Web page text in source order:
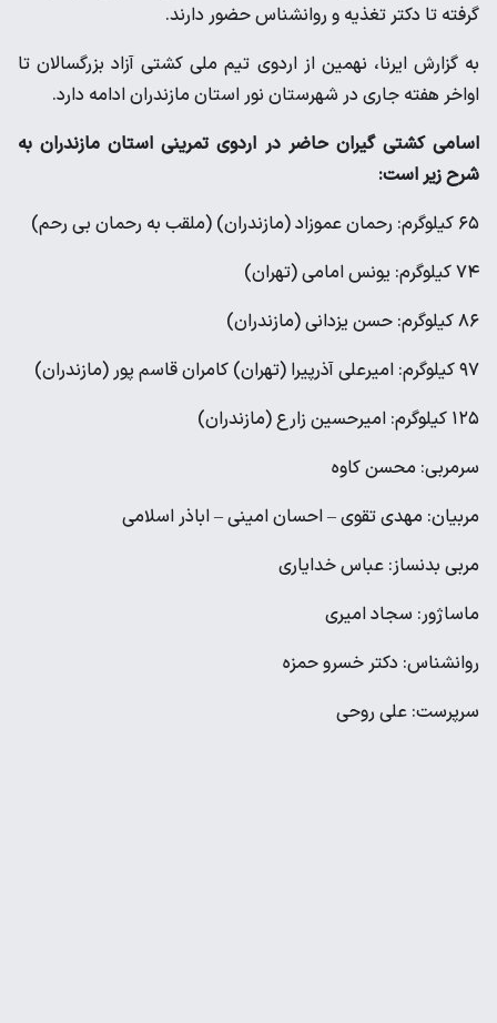
گرفته تا دکتر تغذیه و روانشناس حضور دارند.
به گزارش ایرنا، نهمین از اردوی تیم ملی کشتی آزاد بزرگسالان تا
اواخر هفته جاری در شهرستان نور استان مازندران ادامه دارد.
اسامی کشتی گیران حاضر در اردوی تمرینی استان مازندران به
شرح زیر است:
۶۵ کیلوگرم: رحمان عموزاد (مازندران) (ملقب به رحمان بی رحم)
۷۴ کیلوگرم: یونس امامی (تهران)
۸۶ کیلوگرم: حسن یزدانی (مازندران)
۹۷ کیلوگرم: امیرعلی آذرپیرا (تهران) کامران قاسم پور (مازندران)
۱۲۵ کیلوگرم: امیرحسین زارع (مازندران)
سرمربی: محسن کاوه
مربیان: مهدی تقوی – احسان امینی – اباذر اسلامی
مربی بدنساز: عباس خدایاری
ماساژور: سجاد امیری
روانشناس: دکتر خسرو حمزه
سرپرست: علی روحی